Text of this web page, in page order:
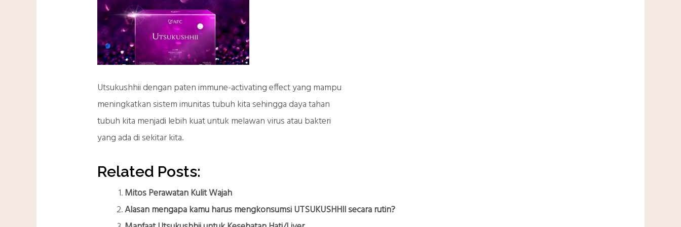
Utsukushhii dengan paten immune-activating effect yang mampu
meningkatkan sistem imunitas tubuh kita sehingga daya tahan
tubuh kita menjadi lebih kuat untuk melawan virus atau bakteri
yang ada di sekitar kita.
Related Posts:
Mitos Perawatan Kulit Wajah
Alasan mengapa kamu harus mengkonsumsi UTSUKUSHHll secara rutin?